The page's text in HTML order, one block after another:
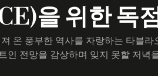
을 위한 독
온 풍부한 역사를 자랑하는 타블
전망을 감상하며 잊지 못할 저